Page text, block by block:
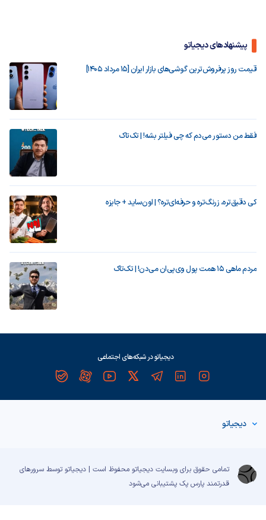
پیشنهادهای دیجیاتو
قیمت روز پرفروش‌ترین گوشی‌های بازار ایران [15 مرداد 1405]
فقط من دستور می‌دم که چی فیلتر بشه! | تک‌تاک
کی دقیق‌تره، زرنگ‌تره و حرفه‌ای‌تره؟ | اون‌ساید + جایزه
مردم ماهی ۱۵ همت پول وی‌پی‌ان می‌دن! | تک‌تاک
دیجیاتو در شبکه‌های اجتماعی
دیجیاتو
تمامی حقوق برای وبسایت دیجیاتو محفوظ است | دیجیاتو توسط سرورهای
قدرتمند پارس پک پشتیبانی می‌شود